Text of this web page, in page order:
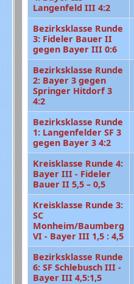
Langenfeld III 4:2
Bezirksklasse Runde
3: Fideler Bauer II
gegen Bayer III 0:6
Bezirksklasse Runde
2: Bayer 3 gegen
Springer Hitdorf 3
4:2
Bezirksklasse Runde
1: Langenfelder SF 3
gegen Bayer 3 4:2
Kreisklasse Runde 4:
Bayer III - Fideler
Bauer II 5,5 – 0,5
Kreisklasse Runde 3:
SC
Monheim/Baumberg
VI - Bayer III 1,5 : 4,5
Bezirksklasse Runde
6: SF Schlebusch III -
Bayer III 4,5:1,5